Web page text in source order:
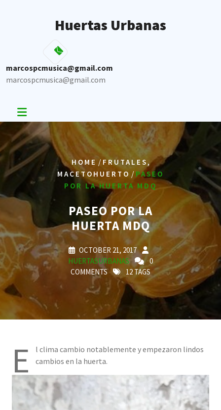
Huertas Urbanas
marcospcmusica@gmail.com
marcospcmusica@gmail.com
HOME / FRUTALES,
MACETOHUERTO / PASEO
POR LA HUERTA MDQ
PASEO POR LA
HUERTA MDQ
OCTOBER 21, 2017
HUERTASURBANAS
0
COMMENTS
12 TAGS
E
l clima cambio notablemente y empezaron lindos
cambios en la huerta.